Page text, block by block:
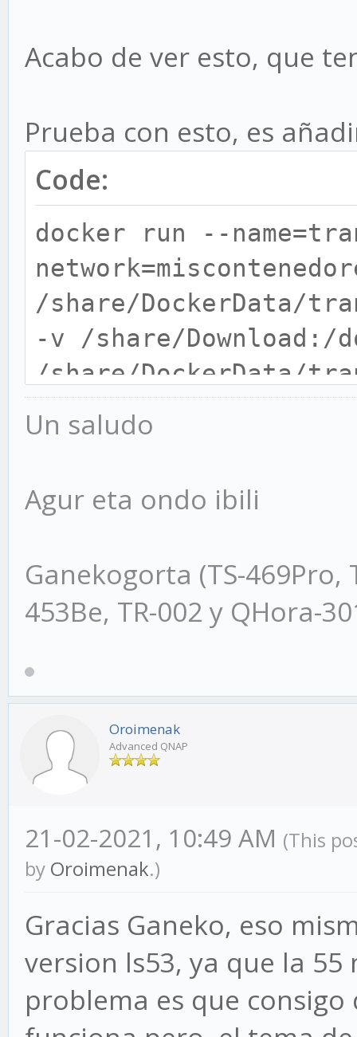
Acabo de ver esto, que
Prueba con esto, es
Code:
docker run --
/share/DockerData/
-v /share/Download:/
/share/DockerData/
PGID=0 -e PUID=0 -e
9091:9091 -p
Un saludo
Agur eta ondo ibili
Ganekogorta (TS-469Pro,
453Be, TR-002 y QHora-
Oroimenak
Advanced QNAP
21-02-2021, 10:49 AM (This
by Oroimenak.)
Gracias Ganeko, eso
version ls53, ya que la
problema es que